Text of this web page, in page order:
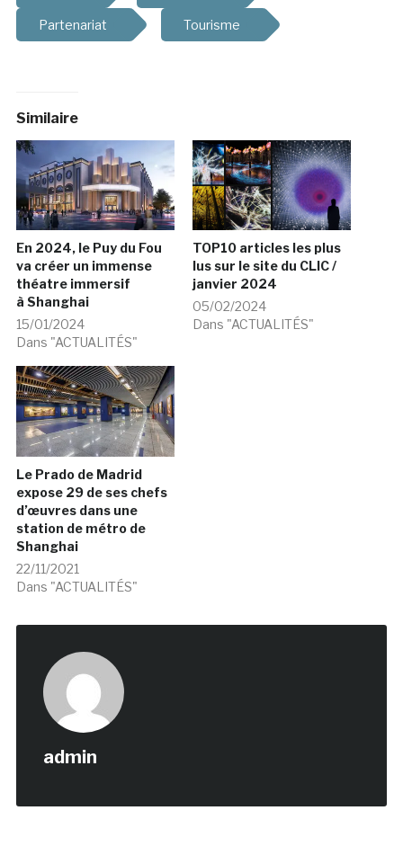
Partenariat Tourisme
Similaire
En 2024, le Puy du Fou
va créer un immense
théatre immersif
à Shanghai
15/01/2024
Dans "ACTUALITÉS"
TOP10 articles les plus
lus sur le site du CLIC /
janvier 2024
05/02/2024
Dans "ACTUALITÉS"
Le Prado de Madrid
expose 29 de ses chefs
d’œuvres dans une
station de métro de
Shanghai
22/11/2021
Dans "ACTUALITÉS"
admin